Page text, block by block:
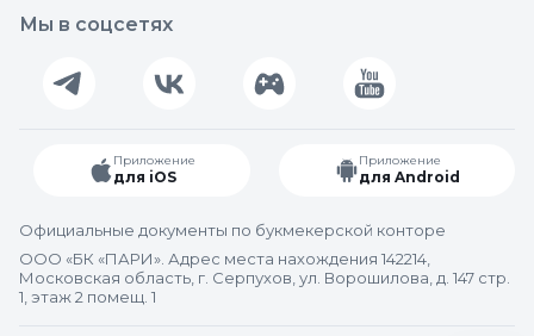
Мы в соцсетях
Приложение
для iOS
Приложение
для Android
Официальные документы по букмекерской конторе
ООО «БК «ПАРИ». Адрес места нахождения 142214,
Московская область, г. Серпухов, ул. Ворошилова, д. 147 стр.
1, этаж 2 помещ. 1